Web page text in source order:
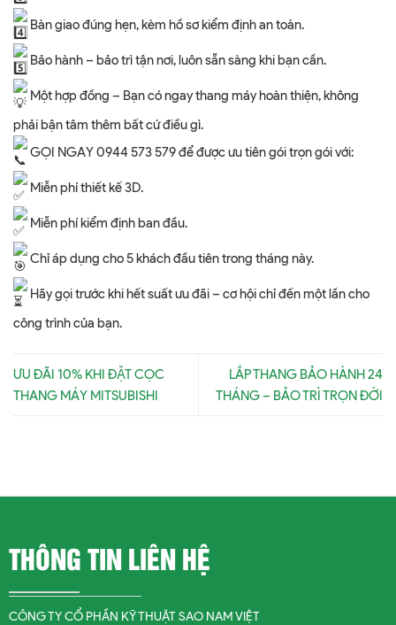
Bàn giao đúng hẹn, kèm hồ sơ kiểm định an toàn.
Bảo hành – bảo trì tận nơi, luôn sẵn sàng khi bạn cần.
Một hợp đồng – Bạn có ngay thang máy hoàn thiện, không
phải bận tâm thêm bất cứ điều gì.
GỌI NGAY 0944 573 579 để được ưu tiên gói trọn gói với:
Miễn phí thiết kế 3D.
Miễn phí kiểm định ban đầu.
Chỉ áp dụng cho 5 khách đầu tiên trong tháng này.
Hãy gọi trước khi hết suất ưu đãi – cơ hội chỉ đến một lần cho
công trình của bạn.
ƯU ĐÃI 10% KHI ĐẶT CỌC
THANG MÁY MITSUBISHI
LẮP THANG BẢO HÀNH 24
THÁNG – BẢO TRÌ TRỌN ĐỜI
THÔNG TIN LIÊN HỆ
CÔNG TY CỔ PHẦN KỸ THUẬT SAO NAM VIỆT